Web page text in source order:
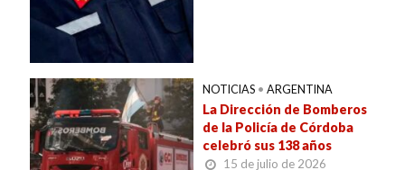
NOTICIAS • ARGENTINA
La Dirección de Bomberos
de la Policía de Córdoba
celebró sus 138 años
15 de julio de 2026